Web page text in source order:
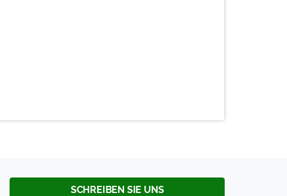
SCHREIBEN SIE UNS